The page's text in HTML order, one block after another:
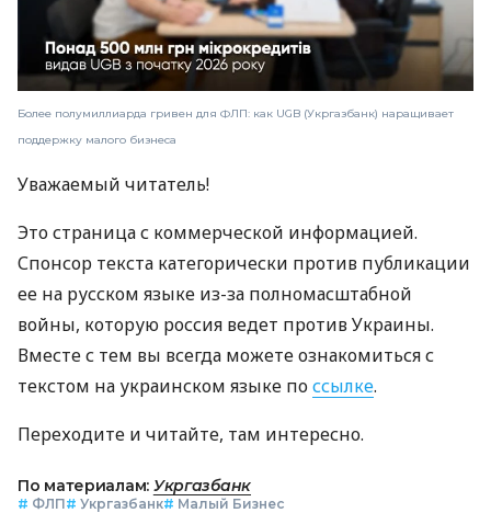
Более полумиллиарда гривен для ФЛП: как UGB (Укргазбанк) наращивает
поддержку малого бизнеса
Уважаемый читатель!
Это страница с коммерческой информацией.
Спонсор текста категорически против публикации
ее на русском языке из-за полномасштабной
войны, которую россия ведет против Украины.
Вместе с тем вы всегда можете ознакомиться с
текстом на украинском языке поссылке.
Переходите и читайте, там интересно.
По материалам: Укргазбанк
# ФЛП# Укргазбанк# Малый Бизнес